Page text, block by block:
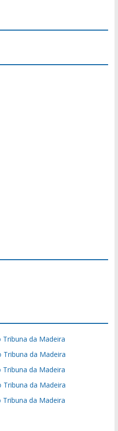
Tribuna da Madeira
Tribuna da Madeira
Tribuna da Madeira
Tribuna da Madeira
Tribuna da Madeira